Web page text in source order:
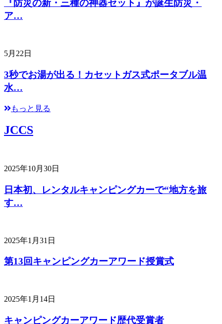
『防災の新・三種の神器セット』が誕生防災・
ア…
5月22日
3秒でお湯が出る！カセットガス式ポータブル温
水…
もっと見る
JCCS
2025年10月30日
日本初、レンタルキャンピングカーで“地方を旅
す…
2025年1月31日
第13回キャンピングカーアワード授賞式
2025年1月14日
キャンピングカーアワード歴代受賞者